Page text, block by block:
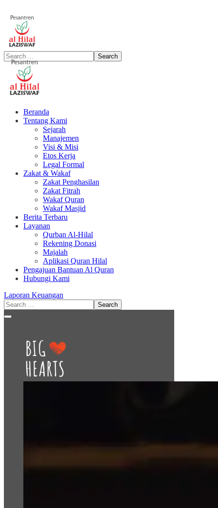
Beranda
Tentang Kami
Sejarah
Manajemen
Visi & Misi
Etos Kerja
Legal Formal
Zakat & Wakaf
Zakat Penghasilan
Zakat Fitrah
Wakaf Quran
Wakaf Masjid
Berita Terbaru
Layanan
Qurban Al-Hilal
Rekening Donasi
Majalah
Aplikasi Quran Hilal
Pengajuan Bantuan Al Quran
Hubungi Kami
Laporan Keuangan